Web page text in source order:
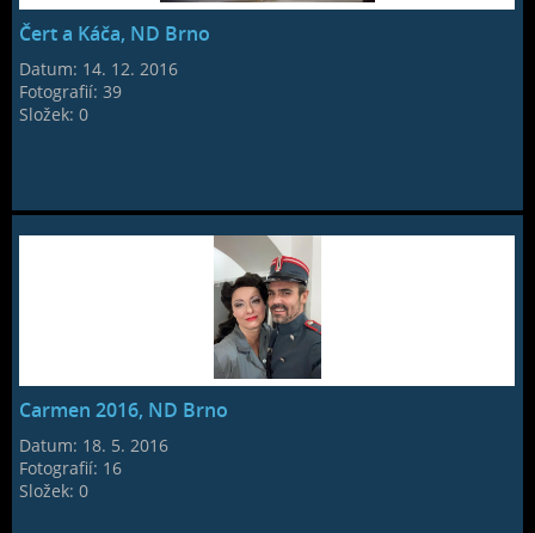
Čert a Káča, ND Brno
Datum: 14. 12. 2016
Fotografií:39
Složek:0
Carmen 2016, ND Brno
Datum: 18. 5. 2016
Fotografií: 16
Složek:0